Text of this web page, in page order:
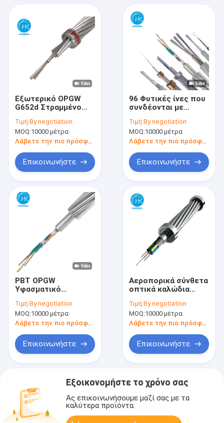
Εξωτερικό OPGW
G652d Στραμμένο
ίνες οπτικής
καλωδίου 24core
48core 96core
Τιμή:By negotiation
MOQ:10000 μέτρα
Λάβετε την πιο πρόσφατη τιμή
Επικοινωνήστε
96 Φυτικές ίνες που
συνδέονται με
OPGW οπτικό
καλώδιο γείωσης για
εξωτερική διανομή
Τιμή:By negotiation
MOQ:10000 μέτρα
Επικοινωνήστε
PBT OPGW
Υφασματικό
σωλήνα μέσω 24core
48core 144core
Τιμή:By negotiation
MOQ:10000 μέτρα
Λάβετε την πιο πρόσφατη τιμή
Επικοινωνήστε
Αεροπορικά σύνθετα
οπτικά καλώδια
Τιμή:By negotiation
MOQ:10000 μέτρα
Λάβετε την πιο πρόσφατη τιμή
Επικοινωνήστε
Εξοικονομήστε το χρόνο σας
Ας επικοινωνήσουμε μαζί σας με τα
καλύτερα προϊόντα.